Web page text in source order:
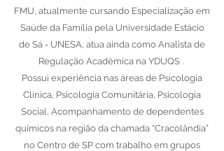
FMU, atualmente cursando Especialização em
Saúde da Família pela Universidade Estácio
de Sá - UNESA, atua ainda como Analista de
Regulação Acadêmica na YDUQS .
Possui experiência nas áreas de Psicologia
Clínica, Psicologia Comunitária, Psicologia
Social, Acompanhamento de dependentes
químicos na região da chamada “Cracolândia”
no Centro de SP com trabalho em grupos